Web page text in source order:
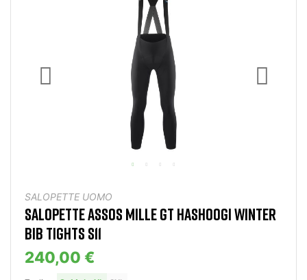
SALOPETTE UOMO
SALOPETTE ASSOS MILLE GT HASHOOGI WINTER
BIB TIGHTS S11
240,00 €